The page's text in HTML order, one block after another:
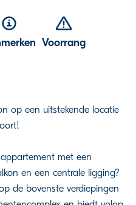
Voorrang
op een uitstekende locatie
met een
en een centrale ligging?
de bovenste verdiepingen